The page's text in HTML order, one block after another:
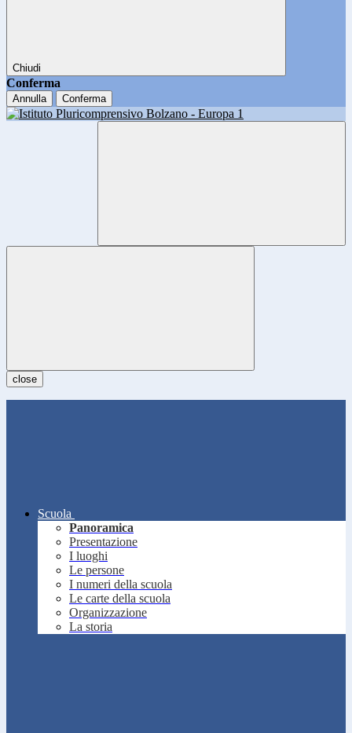
Chiudi
Conferma
Annulla Conferma
close
Scuola
Panoramica
Presentazione
I luoghi
Le persone
I numeri della scuola
Le carte della scuola
Organizzazione
La storia